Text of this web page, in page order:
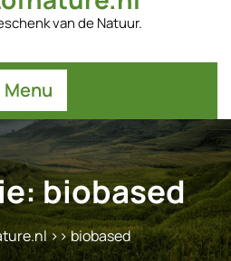
van de Natuur.
Menu
biobased
>>biobased